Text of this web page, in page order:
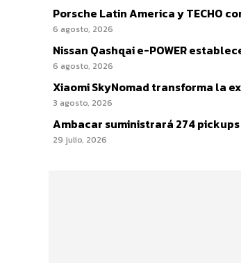
Porsche Latin America y TECHO
6 agosto, 2026
Nissan Qashqai e-POWER
6 agosto, 2026
Xiaomi SkyNomad transforma la
3 agosto, 2026
Ambacar suministrará 274
29 julio, 2026